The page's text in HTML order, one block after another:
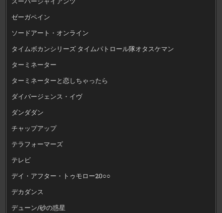
ゼーガペイン
ソードアート・オンライン
タイムボカンシリーズ タイムパトロール隊オタスケマン
ターミネーター
ターミネーターと恋しちゃったら
ダイバージェンス・イヴ
ダンダダン
チャップアップ
テラフォーマーズ
テレビ
デイ・アフター・トゥモロー20○○
デカダンス
デューン/砂の惑星